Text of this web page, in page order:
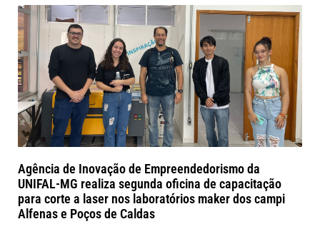
Agência de Inovação de Empreendedorismo da
UNIFAL-MG realiza segunda oficina de capacitação
para corte a laser nos laboratórios maker dos campi
Alfenas e Poços de Caldas